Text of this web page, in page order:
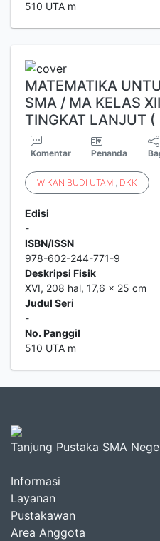
510 UTA m
MATEMATIKA
SMA / MA KELAS XII
TINGKAT LANJUT (
Komentar Penanda
WIKAN BUDI UTAMI, DKK
Edisi
-
ISBN/ISSN
978-602-244-771-9
Deskripsi Fisik
XVI, 208 hal, 17,6 x 25 cm
Judul Seri
-
No. Panggil
510 UTA m
Tanjung Pustaka SMA
Informasi
Layanan
Pustakawan
Area Anggota